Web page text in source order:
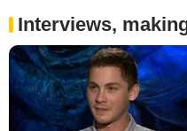
Interviews,